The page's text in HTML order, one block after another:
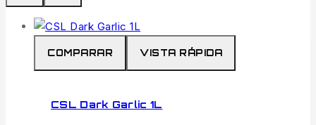
COMPARAR VISTA RÁPIDA
CSL Dark Garlic 1L